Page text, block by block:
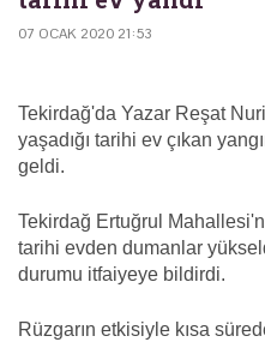
07 OCAK 2020 21:53
Tekirdağ'da Yazar Reşat
yaşadığı tarihi ev çıkan
geldi.
Tekirdağ Ertuğrul
tarihi evden dumanlar
durumu itfaiyeye bildirdi.
Rüzgarın etkisiyle kısa